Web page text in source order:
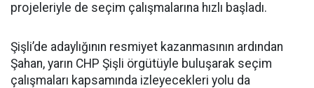
projeleriyle de seçim çalışmalarına hızlı başladı.
Şişli’de adaylığının resmiyet kazanmasının ardından
Şahan, yarın CHP Şişli örgütüyle buluşarak seçim
çalışmaları kapsamında izleyecekleri yolu da